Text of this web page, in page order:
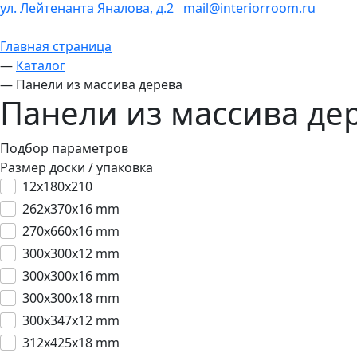
ул. Лейтенанта Яналова, д.2 mail@interiorroom.ru
Главная страница
— Каталог
— Панели из массива дерева
Панели из массива
Подбор параметров
Размер доски / упаковка
12x180x210
262x370x16 mm
270x660x16 mm
300x300x12 mm
300x300x16 mm
300x300x18 mm
300x347x12 mm
312x425x18 mm